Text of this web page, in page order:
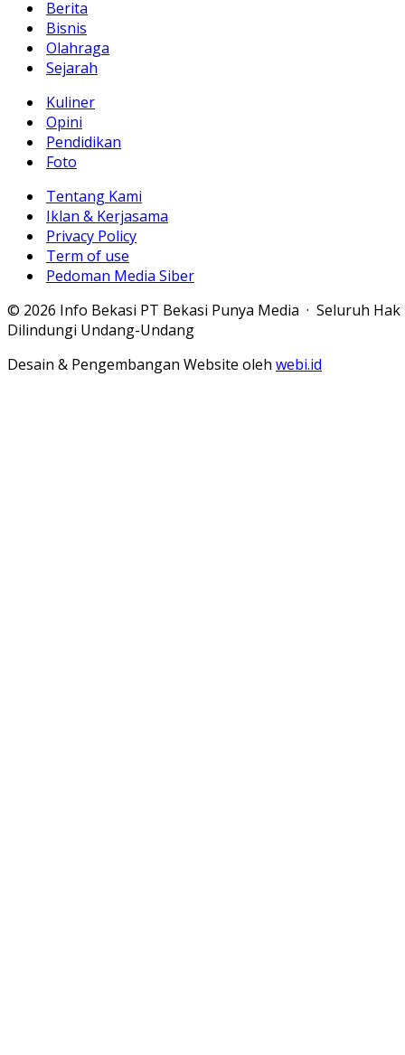
Berita
Bisnis
Olahraga
Sejarah
Kuliner
Opini
Pendidikan
Foto
Tentang Kami
Iklan & Kerjasama
Privacy Policy
Term of use
Pedoman Media Siber
© 2026 Info Bekasi PT Bekasi Punya Media · Seluruh Hak
Dilindungi Undang-Undang
Desain & Pengembangan Website oleh webi.id